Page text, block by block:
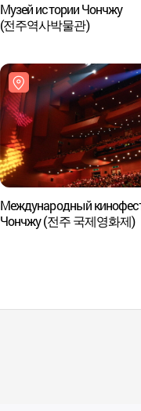
Музей истории Чончжу
(전주역사박물관)
Международный
Чончжу (전주 국제영화제)